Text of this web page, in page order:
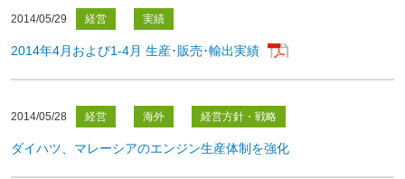
2014/05/29 経営 実績
2014年4月および1-4月 生産･販売･輸出実績
2014/05/28 経営 海外 経営方針・戦略
ダイハツ、マレーシアのエンジン生産体制を強化